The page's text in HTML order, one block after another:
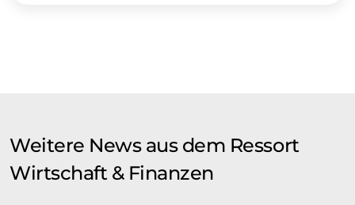
Weitere News aus dem Ressort
Wirtschaft & Finanzen